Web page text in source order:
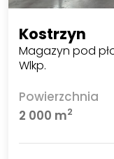
Kostrzyn
Magazyn pod
Wlkp.
Powierzchnia
2 000 m2